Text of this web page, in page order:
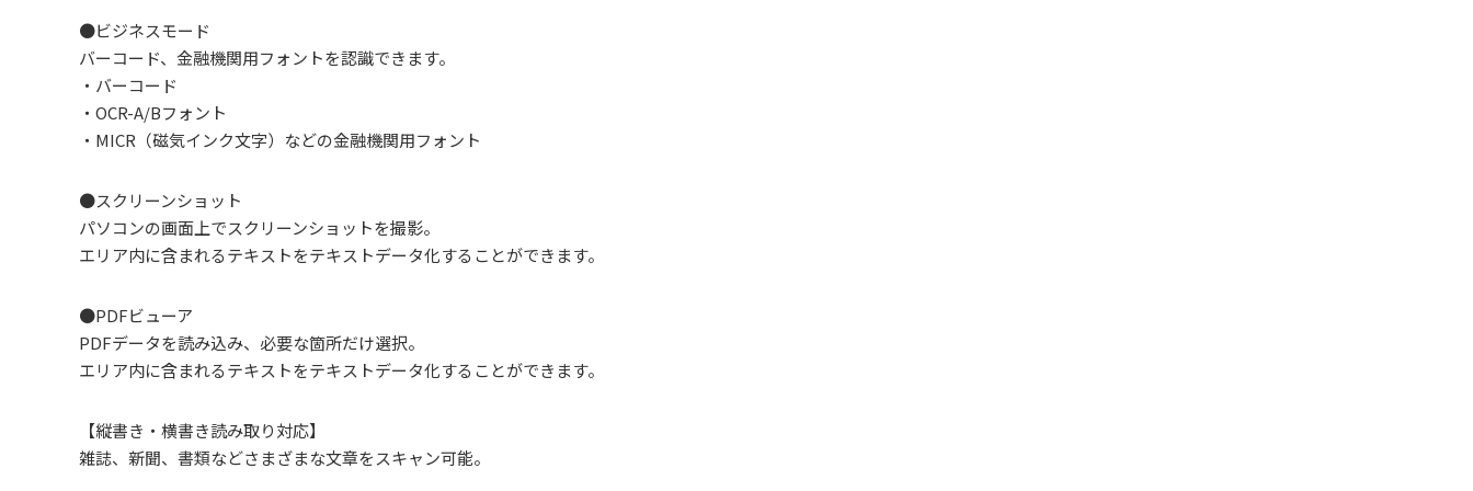
●ビジネスモード
バーコード、金融機関用フォントを認識できます。
・バーコード
・OCR-A/Bフォント
・MICR（磁気インク文字）などの金融機関用フォント
●スクリーンショット
パソコンの画面上でスクリーンショットを撮影。
エリア内に含まれるテキストをテキストデータ化することができます。
●PDFビューア
PDFデータを読み込み、必要な箇所だけ選択。
エリア内に含まれるテキストをテキストデータ化することができます。
【縦書き・横書き読み取り対応】
雑誌、新聞、書類などさまざまな文章をスキャン可能。